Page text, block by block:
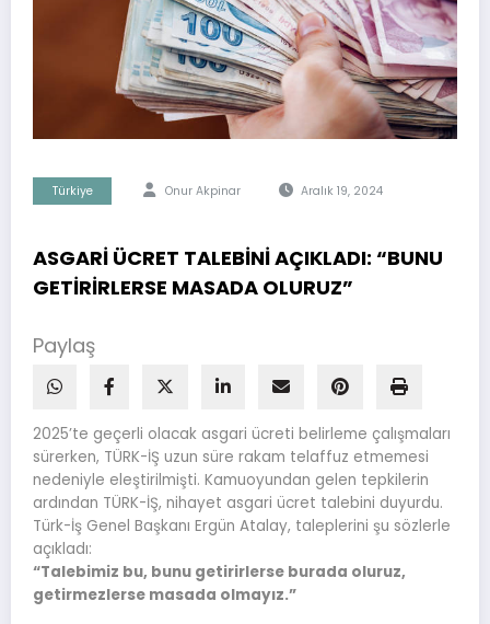
Türkiye Onur Akpinar Aralık 19, 2024
ASGARİ ÜCRET TALEBİNİ AÇIKLADI: “BUNU
GETİRİRLERSE MASADA OLURUZ”
Paylaş
2025’te geçerli olacak asgari ücreti belirleme çalışmaları
sürerken, TÜRK-İŞ uzun süre rakam telaffuz etmemesi
nedeniyle eleştirilmişti. Kamuoyundan gelen tepkilerin
ardından TÜRK-İŞ, nihayet asgari ücret talebini duyurdu.
Türk-İş Genel Başkanı Ergün Atalay, taleplerini şu sözlerle
açıkladı:
“Talebimiz bu, bunu getirirlerse burada oluruz,
getirmezlerse masada olmayız.”